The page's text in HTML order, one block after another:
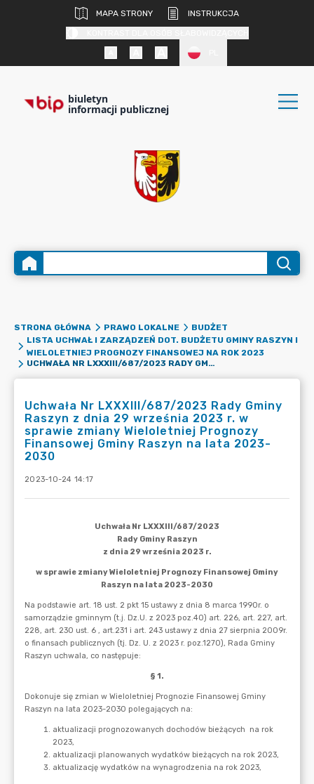
MAPA STRONY
INSTRUKCJA
biuletyn
informacji publicznej
STRONA GŁÓWNA PRAWO LOKALNE
BUDŻET
LISTA UCHWAŁ I ZARZĄDZEŃ DOT. BUDŻETU GMINY RASZYN I
WIELOLETNIEJ PROGNOZY FINANSOWEJ NA ROK 2023
UCHWAŁA NR LXXXIII/687/2023 RADY GMINY RASZYN Z DNIA 29 WRZEŚNIA 2023 R. W SPRAWIE ZMIANY WIELOLETNIEJ PROGNOZY FINANSOWEJ GMINY RASZYN NA LATA 2023-2030
Uchwała Nr LXXXIII/687/2023 Rady Gminy
Raszyn z dnia 29 września 2023 r. w
sprawie zmiany Wieloletniej Prognozy
Finansowej Gminy Raszyn na lata 2023-
2030
2023-10-24 14:17